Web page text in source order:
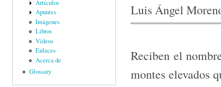
Artículos
Apuntes
Imágenes
Libros
Vídeos
Enlaces
Acerca de
Glossary
Luis Ángel
Reciben el
montes elevados